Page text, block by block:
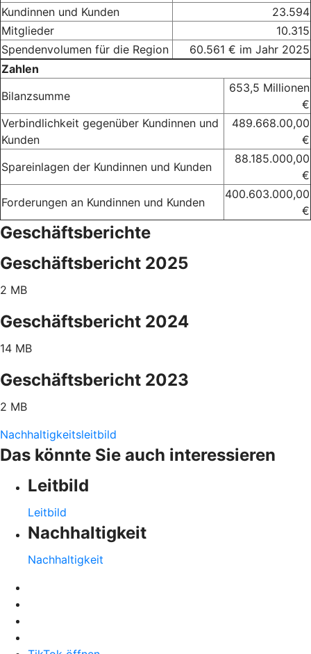
Kundinnen und Kunden
23.594
Mitglieder
10.315
Spendenvolumen für die Region
60.561 € im Jahr 2025
Zahlen
Bilanzsumme
653,5 Millionen
€
Verbindlichkeit gegenüber Kundinnen und
Kunden
489.668.00,00
€
Spareinlagen der Kundinnen und Kunden
88.185.000,00
€
Forderungen an Kundinnen und Kunden
400.603.000,00
€
Geschäftsberichte
Geschäftsbericht 2025
2 MB
Geschäftsbericht 2024
14 MB
Geschäftsbericht 2023
2 MB
Nachhaltigkeitsleitbild
Das könnte Sie auch interessieren
Leitbild
Leitbild
Nachhaltigkeit
Nachhaltigkeit